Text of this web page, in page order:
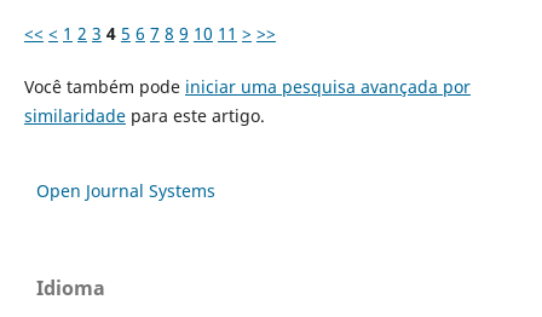
<< < 1 2 3 4 5 6 7 8 9 10 11 > >>
Você também pode iniciar uma pesquisa avançada por
similaridadepara este artigo.
Open Journal Systems
Idioma